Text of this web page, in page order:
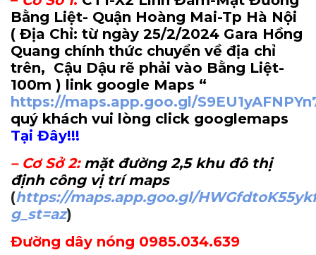
Bằng Liệt- Quận Hoàng Mai-Tp Hà Nội
( Địa Chỉ: từ ngày 25/2/2024 Gara Hồng
Quang chính thức chuyển về địa chỉ
trên, Cậu Dậu rẽ phải vào Bằng Liệt-
100m ) link google Maps “
https://maps.app.goo.gl/
quý khách vui lòng click googlemaps
Tại Đây!!!
– Cơ Sở 2: mặt đường 2,5 khu đô thị
định công vị trí maps
(https://maps.app.goo.gl/
g_st=az)
Đường dây nóng 0985.034.639